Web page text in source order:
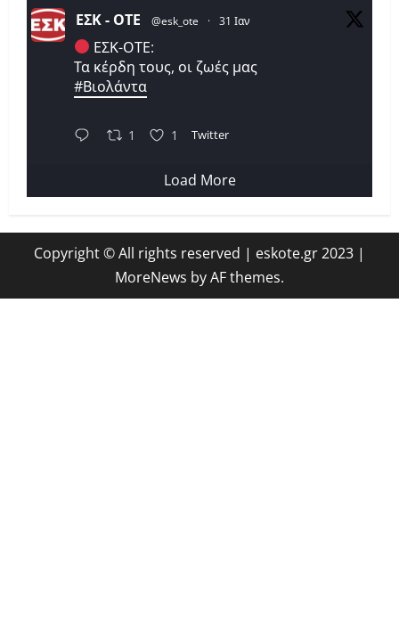
ΕΣΚ - ΟΤΕ @esk_ote · 31 Ιαν
ΕΣΚ-ΟΤΕ:
Τα κέρδη τους, οι ζωές μας
#Βιολάντα
1 1 Twitter
Load More
Copyright © All rights reserved | eskote.gr 2023 |
MoreNews by AF themes.